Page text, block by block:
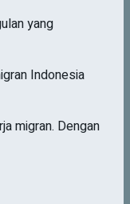
yang
Indonesia
migran. Dengan